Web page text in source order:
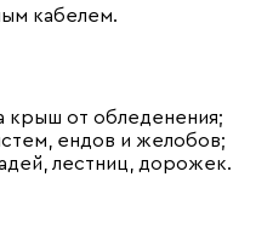
40
кабелем.
крыш от обледенения;
ендов и желобов;
лестниц, дорожек.